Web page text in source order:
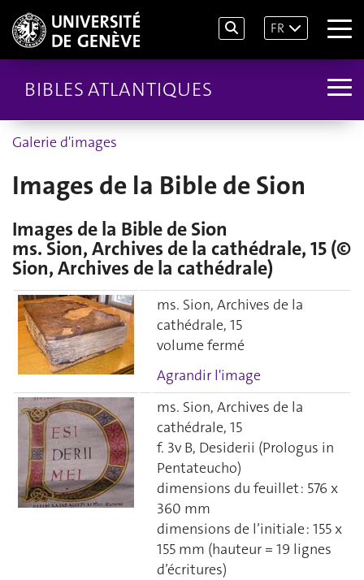
FR
BIBLES ATLANTIQUES
Galerie d'images
Images de la Bible de Sion
Images de la Bible de Sion
ms. Sion, Archives de la cathédrale, 15 (©
Sion, Archives de la cathédrale)
ms. Sion, Archives de la
cathédrale, 15
volume fermé
Agrandir l'image
ms. Sion, Archives de la
cathédrale, 15
f. 3v B, Desiderii (Prologus in
Pentateucho)
dimensions du feuillet : 576 x
360 mm
dimensions de l’initiale : 155 x
155 mm (hauteur = 19 lignes
d’écritures)